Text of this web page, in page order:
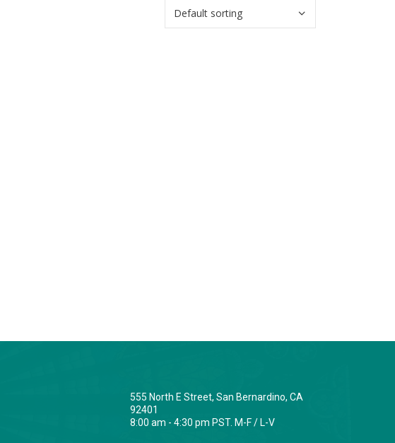
555 North E Street, San Bernardino, CA
92401
8:00 am - 4:30 pm PST. M-F / L-V